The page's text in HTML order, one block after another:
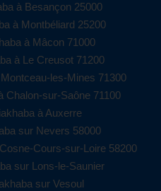
à Besançon 25000
à Montbéliard 25200
à Mâcon 71000
à Le Creusot 71200
les-Mines 71300
Chalon-sur-Saône 71100
à Auxerre
sur Nevers 58000
Cours-sur-Loire 58200
sur Lons-le-Saunier
sur Vesoul